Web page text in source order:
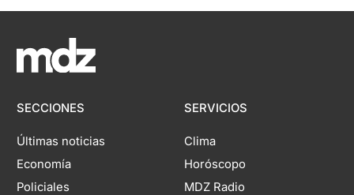
SECCIONES
Últimas noticias
Economía
Policiales
SERVICIOS
Clima
Horóscopo
MDZ Radio